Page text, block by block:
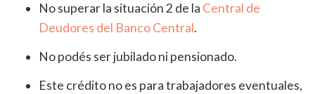
No superar la situación 2 de la Central de
Deudores del Banco Central.
No podés ser jubilado ni pensionado.
Este crédito no es para trabajadores eventuales,